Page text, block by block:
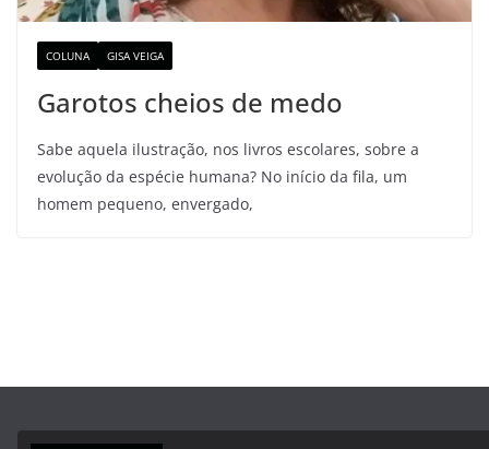
COLUNA GISA VEIGA
Garotos cheios de medo
Sabe aquela ilustração, nos livros escolares, sobre a
evolução da espécie humana? No início da fila, um
homem pequeno, envergado,